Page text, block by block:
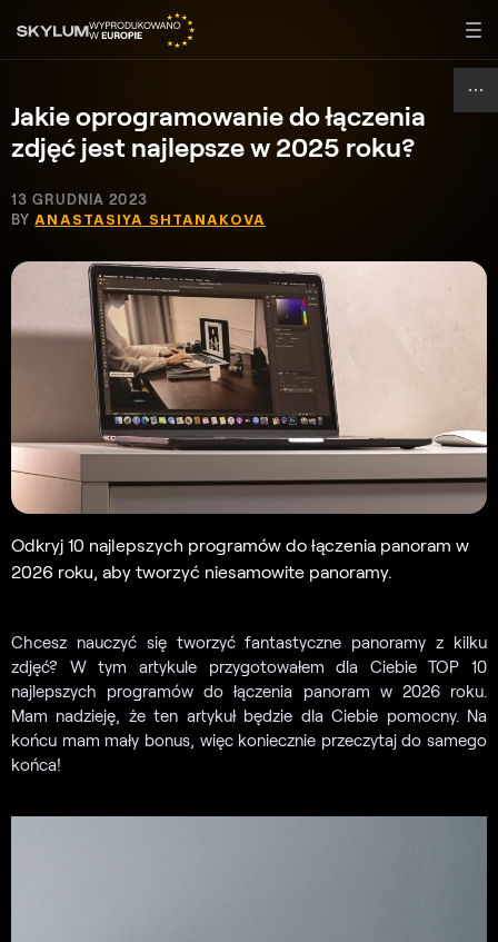
Jakie oprogramowanie do łączenia
zdjęć jest najlepsze w 2025 roku?
13 GRUDNIA 2023
BYANASTASIYA SHTANAKOVA
Odkryj 10 najlepszych programów do łączenia panoram w
2026 roku, aby tworzyć niesamowite panoramy.
Chcesz nauczyć się tworzyć fantastyczne panoramy z kilku
zdjęć? W tym artykule przygotowałem dla Ciebie TOP 10
najlepszych programów do łączenia panoram w 2026 roku.
Mam nadzieję, że ten artykuł będzie dla Ciebie pomocny. Na
końcu mam mały bonus, więc koniecznie przeczytaj do samego
końca!